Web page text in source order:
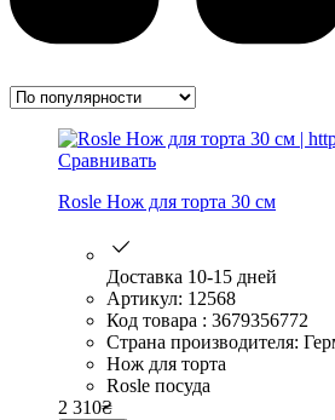
Сравнивать
Rosle Нож для торта 30 см
Доставка 10-15 дней
Артикул: 12568
Код товара : 3679356772
Страна производителя:
Нож для торта
Rosle посуда
2 310₴